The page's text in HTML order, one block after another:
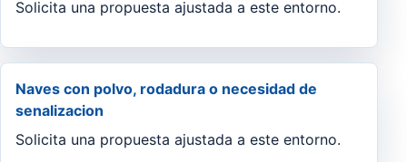
Solicita una propuesta ajustada a este entorno.
Naves con polvo, rodadura o necesidad de
senalizacion
Solicita una propuesta ajustada a este entorno.